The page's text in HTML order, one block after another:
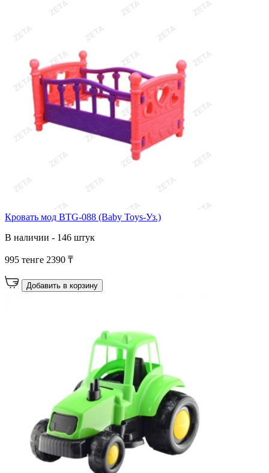
Кровать мод BTG-088 (Baby Toys-Уз.)
В наличии - 146 штук
995 тенге 2390 ₸
Добавить в корзину